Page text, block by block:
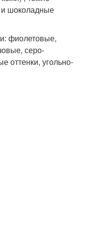
и шоколадные
фиолетовые,
серо-
оттенки, угольно-